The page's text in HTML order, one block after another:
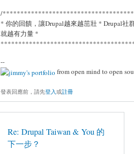
/
* 你的回饋，讓Drupal越來越茁壯 * Drupal社
就越有力量 *
--
from open mind to open
發表回應前，請先登入或註冊
Re: Drupal Taiwan & You 的
下一步？